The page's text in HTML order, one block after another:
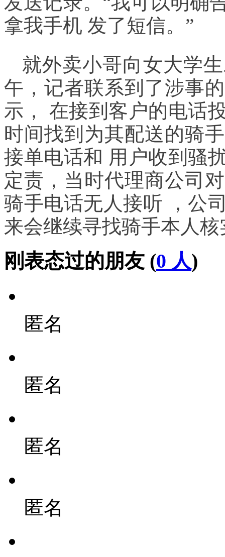
拿我手机 发了短信。”
就外卖小哥向女大学
午，记者联系到了涉事
示， 在接到客户的电话
时间找到为其配送的骑
接单电话和 用户收到骚
定责，当时代理商公司
骑手电话无人接听 ，公
来会继续寻找骑手本人
刚表态过的朋友 (0 人)
匿名
匿名
匿名
匿名